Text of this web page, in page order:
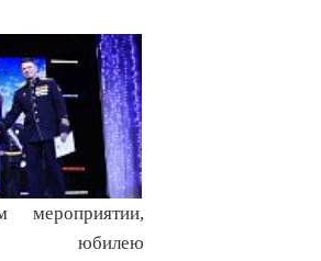
мероприятии,
юбилею